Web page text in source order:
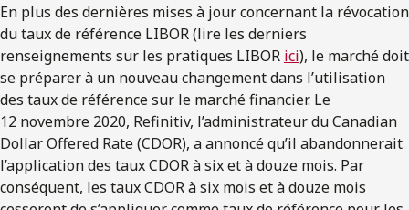
En plus des dernières mises à jour concernant la révocation
du taux de référence LIBOR (lire les derniers
renseignements sur les pratiques LIBOR ici), le marché doit
se préparer à un nouveau changement dans l’utilisation
des taux de référence sur le marché financier. Le
12 novembre 2020, Refinitiv, l’administrateur du Canadian
Dollar Offered Rate (CDOR), a annoncé qu’il abandonnerait
l’application des taux CDOR à six et à douze mois. Par
conséquent, les taux CDOR à six mois et à douze mois